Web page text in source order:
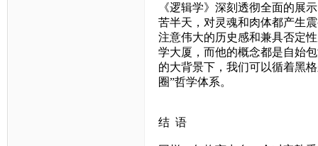
《逻辑学》深刻透彻全面的展
苦半天，对灵魂和肉体都产生
注意伟大的历史感和兼具否定
学大厦，而他的概念都是自始
的大背景下，我们可以循着黑
圈”哲学体系。
结 语